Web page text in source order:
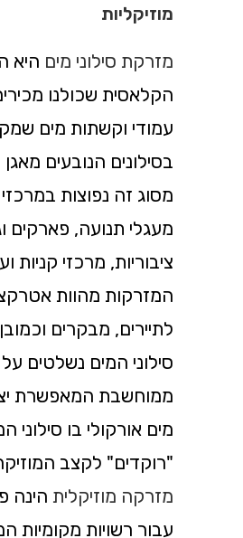
מוזיקליות
מזרקת סילוני מים היא
הקלאסית שכולנו
עמודי וקשתות מים
בסילונים הנובעים
מסוג זה נפוצות
מעגלי תנועה, פארקים
ציבוריות, מרכזי קניות
המזרקות מהוות
לתיירים, מבקרים
סילוני המים נשלטים
ממוחשבת המאפשרת
מים אורקולי בו סילוני
"רוקדים" לקצב
מזרקה מוזיקלית הינה
עבור רשויות מקומיות